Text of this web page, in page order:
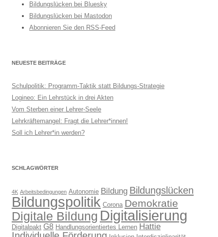
Bildungslücken bei Bluesky
Bildungslücken bei Mastodon
Abonnieren Sie den RSS-Feed
NEUESTE BEITRÄGE
Schulpolitik: Programm-Taktik statt Bildungs-Strategie
Logineo: Ein Lehrstück in drei Akten
Vom Sterben einer Lehrer-Seele
Lehrkräftemangel: Fragt die Lehrer*innen!
Soll ich Lehrer*in werden?
SCHLAGWÖRTER
4K Arbeitsbedingungen Autonomie Bildung Bildungslücken
Bildungspolitik Corona Demokratie
Digitale Bildung Digitalisierung
Digitalpakt G8 Handlungsorientiertes Lernen Hattie